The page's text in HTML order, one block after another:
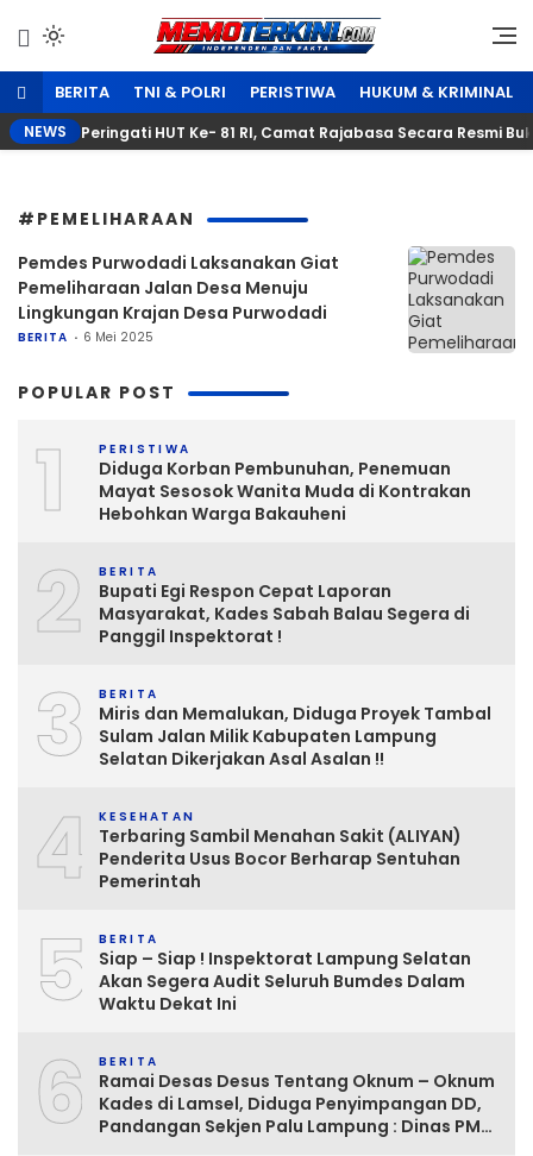
konten
Memoterkini.com
Independen dan Fakta
BERITA TNI & POLRI PERISTIWA HUKUM & KRIMINAL
NEWS Peringati HUT Ke- 81 RI, Camat Rajabasa Secara Resmi
#PEMELIHARAAN
Pemdes Purwodadi Laksanakan Giat
Pemeliharaan Jalan Desa Menuju
Lingkungan Krajan Desa Purwodadi
BERITA 6 Mei 2025
POPULAR POST
1 PERISTIWA
Diduga Korban Pembunuhan, Penemuan
Mayat Sesosok Wanita Muda di Kontrakan
Hebohkan Warga Bakauheni
2 BERITA
Bupati Egi Respon Cepat Laporan
Masyarakat, Kades Sabah Balau Segera di
Panggil Inspektorat !
3 BERITA
Miris dan Memalukan, Diduga Proyek Tambal
Sulam Jalan Milik Kabupaten Lampung
Selatan Dikerjakan Asal Asalan !!
4 KESEHATAN
Terbaring Sambil Menahan Sakit (ALIYAN)
Penderita Usus Bocor Berharap Sentuhan
Pemerintah
5 BERITA
Siap – Siap ! Inspektorat Lampung Selatan
Akan Segera Audit Seluruh Bumdes Dalam
Waktu Dekat Ini
6 BERITA
Ramai Desas Desus Tentang Oknum – Oknum
Kades di Lamsel, Diduga Penyimpangan DD,
Pandangan Sekjen Palu Lampung : Dinas PMD